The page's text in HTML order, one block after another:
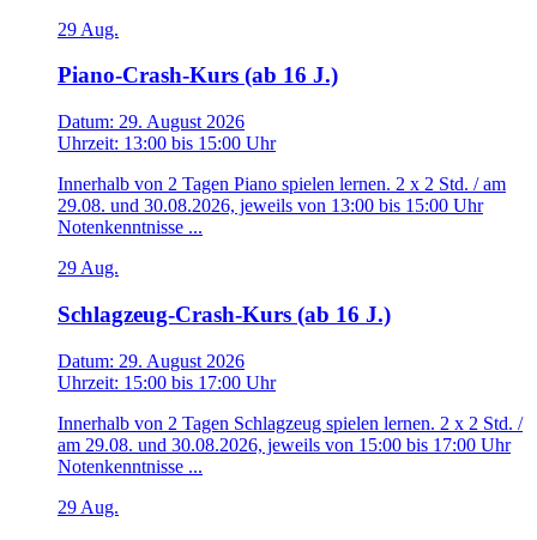
29 Aug.
Piano-Crash-Kurs (ab 16 J.)
Datum: 29. August 2026
Uhrzeit: 13:00 bis 15:00 Uhr
Innerhalb von 2 Tagen Piano spielen lernen. 2 x 2 Std. / am
29.08. und 30.08.2026, jeweils von 13:00 bis 15:00 Uhr
Notenkenntnisse ...
29 Aug.
Schlagzeug-Crash-Kurs (ab 16 J.)
Datum: 29. August 2026
Uhrzeit: 15:00 bis 17:00 Uhr
Innerhalb von 2 Tagen Schlagzeug spielen lernen. 2 x 2 Std. /
am 29.08. und 30.08.2026, jeweils von 15:00 bis 17:00 Uhr
Notenkenntnisse ...
29 Aug.